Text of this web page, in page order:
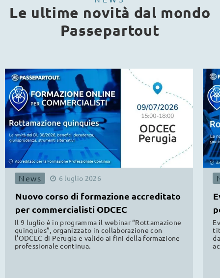
Le ultime novità dal mondo
Passepartout
News 6 luglio 2026
Nuovo corso di formazione accreditato
per commercialisti ODCEC
Il 9 luglio è in programma il webinar “Rottamazione
quinquies”, organizzato in collaborazione con
l’ODCEC di Perugia e valido ai fini della formazione
professionale continua.